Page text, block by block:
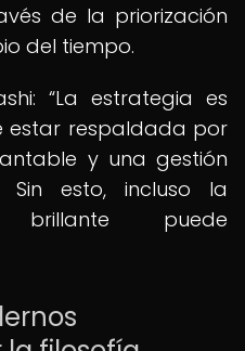
de la priorización
del tiempo.
La estrategia es
estar respaldada por
y una gestión
Sin esto, incluso la
puede